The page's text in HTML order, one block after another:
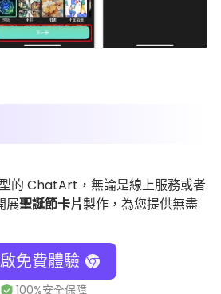
的 ChatArt，無論是線上服務或者
展聖誕節卡片製作，為您提供無盡
免費體驗